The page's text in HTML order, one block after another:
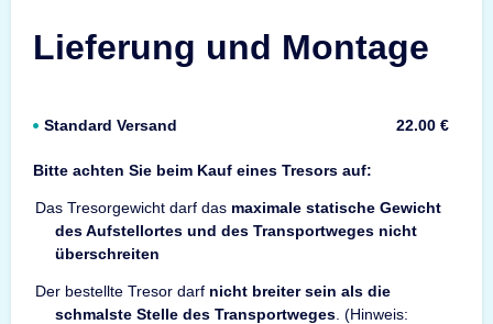
Lieferung und Montage
Standard Versand 22.00 €
Bitte achten Sie beim Kauf eines Tresors auf:
Das Tresorgewicht darf das maximale statische Gewicht
des Aufstellortes und des Transportweges nicht
überschreiten
Der bestellte Tresor darf nicht breiter sein als die
schmalste Stelle des Transportweges . (Hinweis: